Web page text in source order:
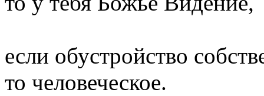
если обустройство
то человеческое.